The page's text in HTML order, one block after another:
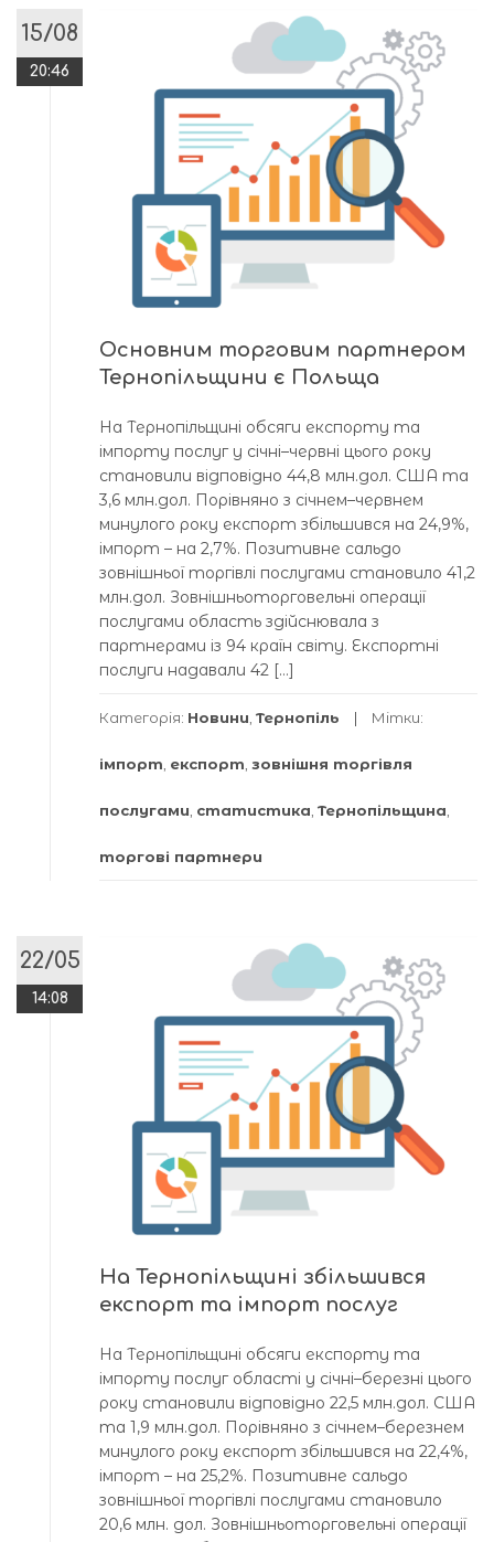
15/08
20:46
Основним торговим партнером
Тернопільщини є Польща
На Тернопільщині обсяги експорту та
імпорту послуг у січні–червні цього року
становили відповідно 44,8 млн.дол. США та
3,6 млн.дол. Порівняно з січнем–червнем
минулого року експорт збільшився на 24,9%,
імпорт – на 2,7%. Позитивне сальдо
зовнішньої торгівлі послугами становило 41,2
млн.дол. Зовнішньоторговельні операції
послугами область здійснювала з
партнерами із 94 країн світу. Експортні
послуги надавали 42 […]
Категорія: Новини Тернопіль Мітки:
імпорт експорт зовнішня торгівля
послугами статистика Тернопільщина
торгові партнери
22/05
14:08
На Тернопільщині збільшився
експорт та імпорт послуг
На Тернопільщині обсяги експорту та
імпорту послуг області у січні–березні цього
року становили відповідно 22,5 млн.дол. США
та 1,9 млн.дол. Порівняно з січнем–березнем
минулого року експорт збільшився на 22,4%,
імпорт – на 25,2%. Позитивне сальдо
зовнішньої торгівлі послугами становило
20,6 млн. дол. Зовнішньоторговельні операції